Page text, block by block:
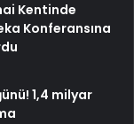
Kentinde
Konferansına
1,4 milyar